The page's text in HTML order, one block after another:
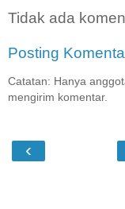
Tidak ada
Posting
Catatan: Hanya
mengirim komentar.
‹